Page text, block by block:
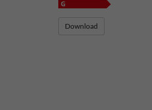
Download